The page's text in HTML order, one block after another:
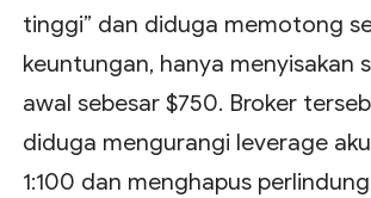
tinggi” dan diduga memotong
keuntungan, hanya menyisakan
awal sebesar $750. Broker
diduga mengurangi leverage
1:100 dan menghapus